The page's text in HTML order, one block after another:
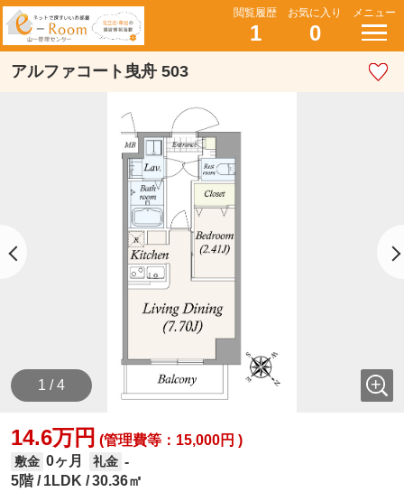
閲覧履歴
1
お気に入り
0
メニュー
アルファコート曳舟 503
1 / 4
14.6万円 (管理費等：15,000円 )
敷金 0ヶ月 礼金 -
5階
1LDK 30.36㎡